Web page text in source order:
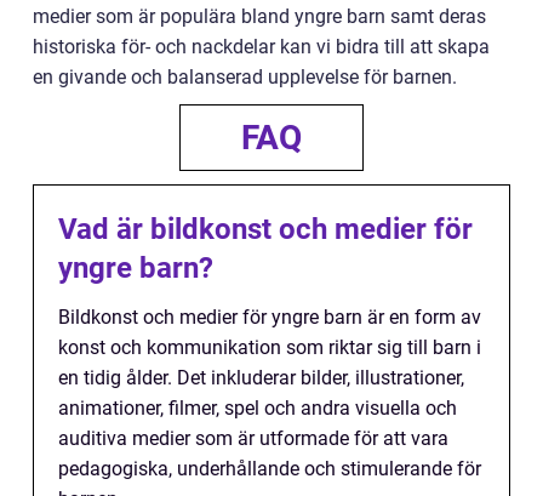
medier som är populära bland yngre barn samt deras
historiska för- och nackdelar kan vi bidra till att skapa
en givande och balanserad upplevelse för barnen.
FAQ
Vad är bildkonst och medier för
yngre barn?
Bildkonst och medier för yngre barn är en form av
konst och kommunikation som riktar sig till barn i
en tidig ålder. Det inkluderar bilder, illustrationer,
animationer, filmer, spel och andra visuella och
auditiva medier som är utformade för att vara
pedagogiska, underhållande och stimulerande för